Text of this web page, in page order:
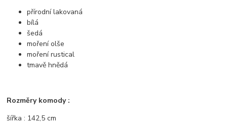
přírodní lakovaná
bílá
šedá
moření olše
moření rustical
tmavě hnědá
Rozměry komody :
šířka : 142,5 cm